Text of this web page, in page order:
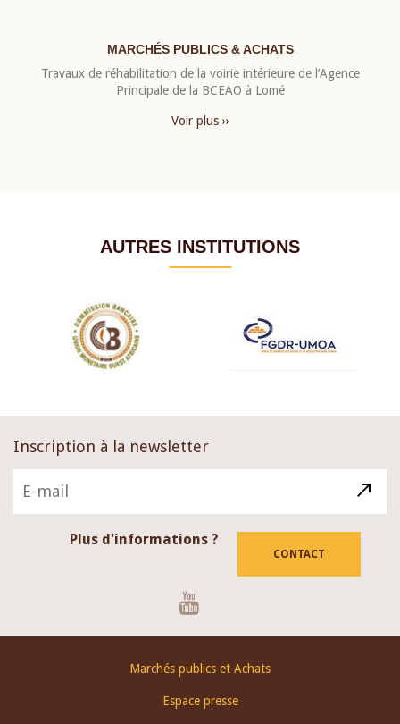
MARCHÉS PUBLICS & ACHATS
Travaux de réhabilitation de la voirie intérieure de l’Agence
Principale de la BCEAO à Lomé
Voir plus ››
AUTRES INSTITUTIONS
Inscription à la newsletter
Plus d'informations ?
CONTACT
Marchés publics et Achats
Espace presse